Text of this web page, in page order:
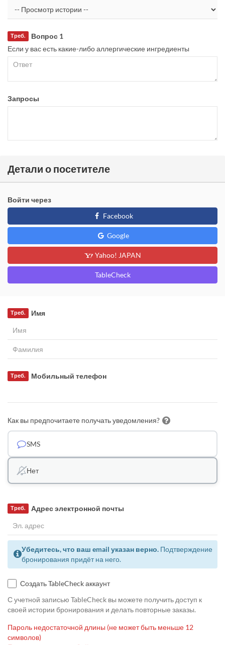
Вопрос 1
Треб.
Если у вас есть какие-либо аллергические ингредиенты
Запросы
Детали о посетителе
Войти через
Facebook
Google
Yahoo! JAPAN
TableCheck
Имя
Треб.
Мобильный телефон
Треб.
Как вы предпочитаете получать уведомления?
SMS
Нет
Адрес электронной почты
Треб.
Убедитесь, что ваш email указан верно. Подтверждение
бронирования придёт на него.
Создать TableCheck аккаунт
С учетной записью TableCheck вы можете получить доступ к
своей истории бронирования и делать повторные заказы.
Пароль недостаточной длины (не может быть меньше 12
символов)